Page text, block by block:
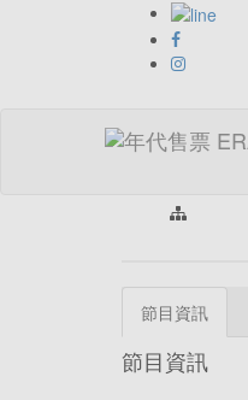
首頁 > 類
節目資訊
節目資訊